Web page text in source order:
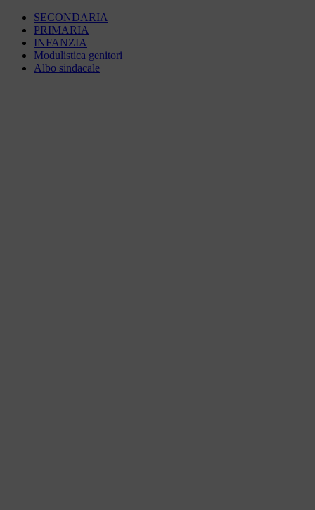
SECONDARIA
PRIMARIA
INFANZIA
Modulistica genitori
Albo sindacale